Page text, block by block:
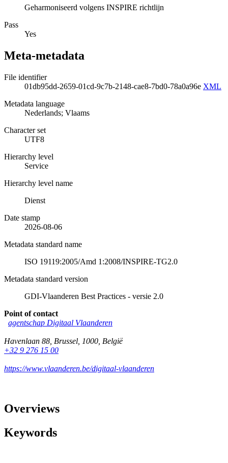
Geharmoniseerd volgens INSPIRE richtlijn
Pass
Yes
Meta-metadata
File identifier
01db95dd-2659-01cd-9c7b-2148-cae8-7bd0-78a0a96e XML
Metadata language
Nederlands; Vlaams
Character set
UTF8
Hierarchy level
Service
Hierarchy level name
Dienst
Date stamp
2026-08-06
Metadata standard name
ISO 19119:2005/Amd 1:2008/INSPIRE-TG2.0
Metadata standard version
GDI-Vlaanderen Best Practices - versie 2.0
Point of contact
agentschap Digitaal Vlaanderen
Havenlaan 88 Brussel 1000 België
+32 9 276 15 00
https://www.vlaanderen.be/digitaal-vlaanderen
Overviews
Keywords